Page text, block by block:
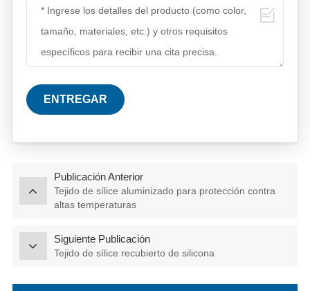
ENTREGAR
Publicación Anterior
Tejido de sílice aluminizado para protección contra
altas temperaturas
Siguiente Publicación
Tejido de sílice recubierto de silicona